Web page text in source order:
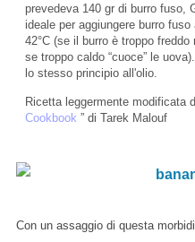
prevedeva 140 gr di burro fuso,
ideale per aggiungere burro
42°C (se il burro è troppo
se troppo caldo “cuoce” le
lo stesso principio all'olio.
Ricetta leggermente modificata
Cookbook ” di Tarek Malouf
Con un assaggio di questa